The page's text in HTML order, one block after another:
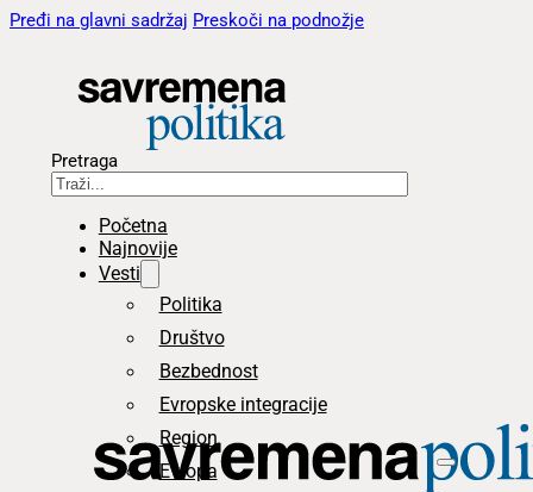
Pređi na glavni sadržaj Preskoči na podnožje
Pretraga
Početna
Najnovije
Vesti
Politika
Društvo
Bezbednost
Evropske integracije
Region
Evropa